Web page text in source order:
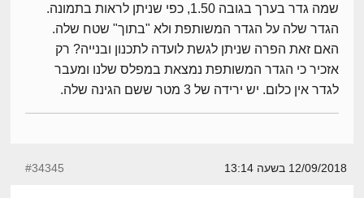
שמה גדר בערך בגובה 1.50, כפי שניתן לראות בתמונה.
הגדר שלה על הגדר המשותפת ולא "בתוך" שטח שלה.
האם זאת הפרה שניתן לגשת לועדה לתכנון ובנייה? רק
אזכיר כי הגדר המשותפת נמצאת במפלס שלנו ומעבר
לגדר אין כלום. יש ירידה של 3 מטר ששם הגינה שלה.
12/09/2018 בשעה 13:14 #34345